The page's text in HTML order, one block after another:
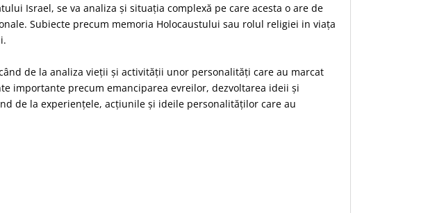
Israel, se va analiza și situația complexă pe care acesta o are de
Subiecte precum memoria Holocaustului sau rolul religiei in viața
de la analiza vieții și activității unor personalități care au marcat
importante precum emanciparea evreilor, dezvoltarea ideii și
de la experiențele, acțiunile și ideile personalităților care au